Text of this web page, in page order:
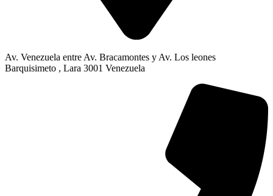
Av. Venezuela entre Av. Bracamontes y Av. Los leones
Barquisimeto , Lara 3001 Venezuela